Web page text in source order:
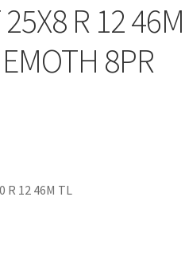
R 12 46M
8PR
R 12 46M TL